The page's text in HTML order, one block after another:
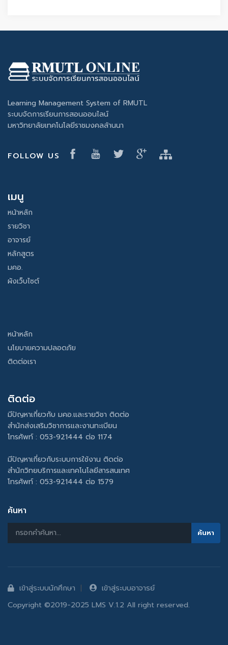
Learning Management System of RMUTL
ระบบจัดการเรียนการสอนออนไลน์
มหาวิทยาลัยเทคโนโลยีราชมงคลล้านนา
FOLLOW US
เมนู
หน้าหลัก
รายวิชา
อาจารย์
หลักสูตร
มคอ.
ผังเว็บไซต์
หน้าหลัก
นโยบายความปลอดภัย
ติดต่อเรา
ติดต่อ
มีปัญหาเกี่ยวกับ มคอ.และรายวิชา ติดต่อ
สำนักส่งเสริมวิชาการและงานทะเบียน
โทรศัพท์ : 053-921444 ต่อ 1174
มีปัญหาเกี่ยวกับระบบการใช้งาน ติดต่อ
สำนักวิทยบริการและเทคโนโลยีสารสนเทศ
โทรศัพท์ : 053-921444 ต่อ 1579
ค้นหา
เข้าสู่ระบบนักศึกษา
เข้าสู่ระบบอาจารย์
Copyright ©2019-2025 LMS V.1.2 All right reserved.